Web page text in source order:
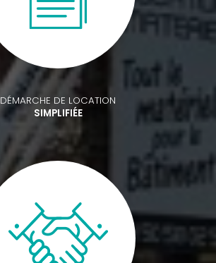
DÉMARCHE DE LOCATION
SIMPLIFIÉE